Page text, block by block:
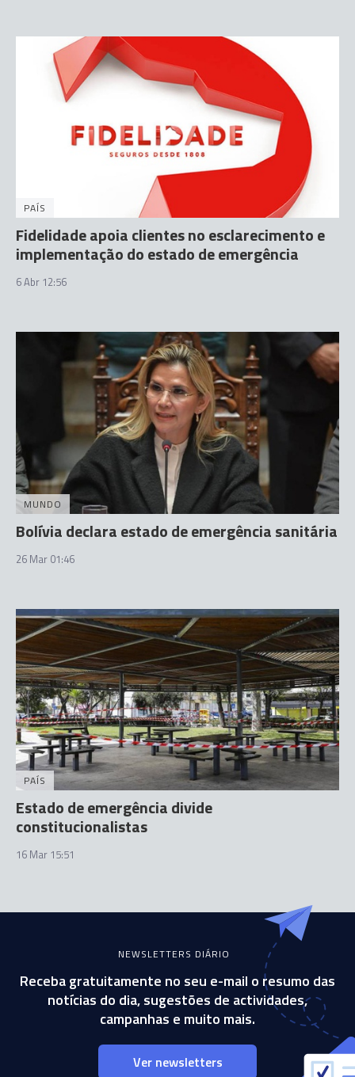
PAÍS
Fidelidade apoia clientes no esclarecimento e
implementação do estado de emergência
6 Abr 12:56
MUNDO
Bolívia declara estado de emergência sanitária
26 Mar 01:46
PAÍS
Estado de emergência divide
constitucionalistas
16 Mar 15:51
NEWSLETTERS DIÁRIO
Receba gratuitamente no seu e-mail o resumo das
notícias do dia, sugestões de actividades,
campanhas e muito mais.
Ver newsletters